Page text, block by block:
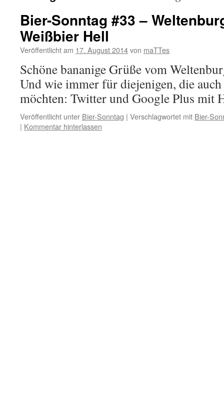
Bier-Sonntag #33 –
Weißbier Hell
Veröffentlicht am 17. August 2014von maTTes
Schöne bananige Grüße vom
Und wie immer für diejenigen, die
möchten: Twitter und Google Plus mit
Veröffentlicht unter Bier-Sonntag | Verschlagwortet mit Bier-
| Kommentar hinterlassen